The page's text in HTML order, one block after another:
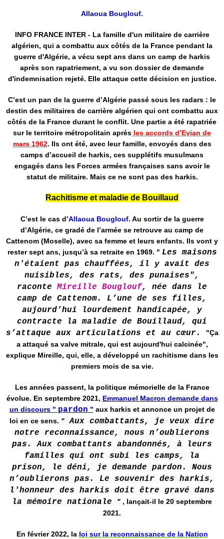
Allaoua Bouglouf.
INFO FRANCE INTER - La famille d'un militaire de carrière
algérien, qui a combattu aux côtés de la France pendant la
guerre d'Algérie, a vécu sept ans dans un camp de harkis
après son rapatriement, a vu son dossier de demande
d'indemnisation rejeté. Elle attaque cette décision en justice.
C’est un pan de la guerre d’Algérie passé sous les radars : le
destin des militaires de carrière algérien qui ont combattu aux
côtés de la France durant le conflit. Une partie a été rapatriée
sur le territoire métropolitain après les accords d’Evian de
mars 1962. Ils ont été, avec leur famille, envoyés dans des
camps d’accueil de harkis, ces supplétifs musulmans
engagés dans les Forces armées françaises sans avoir le
statut de militaire. Mais ce ne sont pas des harkis.
Rachitisme et maladie de Bouillaud
C’est le cas d’Allaoua Bouglouf. Au sortir de la guerre
d’Algérie, ce gradé de l’armée se retrouve au camp de
Cattenom (Moselle), avec sa femme et leurs enfants. Ils vont y
rester sept ans, jusqu’à sa retraite en 1969. " Les maisons
n'étaient pas chauffées, il y avait des
nuisibles, des rats, des punaises",
raconte Mireille Bouglouf, née dans le
camp de Cattenom. L’une de ses filles,
aujourd’hui lourdement handicapée, y
contracte la maladie de Bouillaud, qui
s’attaque aux articulations et au cœur.
"Ça
a attaqué sa valve mitrale, qui est aujourd'hui calcinée",
explique Mireille, qui, elle, a développé un rachitisme dans les
premiers mois de sa vie.
Les années passent, la politique mémorielle de la France
évolue. En septembre 2021, Emmanuel Macron demande dans
un discours " pardon " aux harkis et annonce un projet de
loi en ce sens. " Aux combattants, je veux dire
notre reconnaissance, nous n’oublierons
pas. Aux combattants abandonnés, à leurs
familles qui ont subi les camps, la
prison, le déni, je demande pardon. Nous
n’oublierons pas. Le souvenir des harkis,
l'honneur des harkis doit être gravé dans
la mémoire nationale
" , lançait-il le 20 septembre
2021.
En février 2022, la loi sur la reconnaissance de la Nation